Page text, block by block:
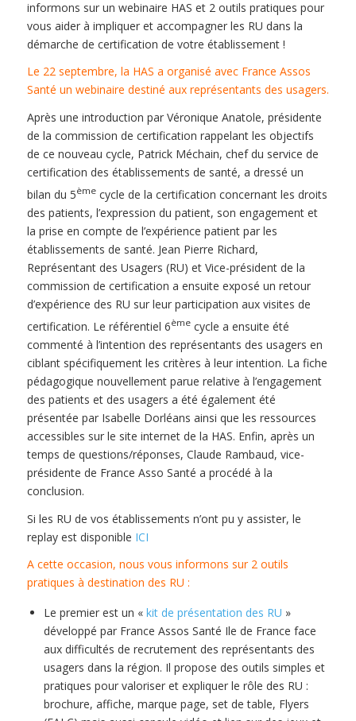
informons sur un webinaire HAS et 2 outils pratiques pour
vous aider à impliquer et accompagner les RU dans la
démarche de certification de votre établissement !
Le 22 septembre, la HAS a organisé avec France Assos
Santé un webinaire destiné aux représentants des usagers.
Après une introduction par Véronique Anatole, présidente
de la commission de certification rappelant les objectifs
de ce nouveau cycle, Patrick Méchain, chef du service de
certification des établissements de santé, a dressé un
bilan du 5èmecycle de la certification concernant les droits
des patients, l’expression du patient, son engagement et
la prise en compte de l’expérience patient par les
établissements de santé. Jean Pierre Richard,
Représentant des Usagers (RU) et Vice-président de la
commission de certification a ensuite exposé un retour
d’expérience des RU sur leur participation aux visites de
certification. Le référentiel 6èmecycle a ensuite été
commenté à l’intention des représentants des usagers en
ciblant spécifiquement les critères à leur intention. La fiche
pédagogique nouvellement parue relative à l’engagement
des patients et des usagers a été également été
présentée par Isabelle Dorléans ainsi que les ressources
accessibles sur le site internet de la HAS. Enfin, après un
temps de questions/réponses, Claude Rambaud, vice-
présidente de France Asso Santé a procédé à la
conclusion.
Si les RU de vos établissements n’ont pu y assister, le
replay est disponible ICI
A cette occasion, nous vous informons sur 2 outils
pratiques à destination des RU :
Le premier est un «kit de présentation des RU »
développé par France Assos Santé Ile de France face
aux difficultés de recrutement des représentants des
usagers dans la région. Il propose des outils simples et
pratiques pour valoriser et expliquer le rôle des RU :
brochure, affiche, marque page, set de table, Flyers